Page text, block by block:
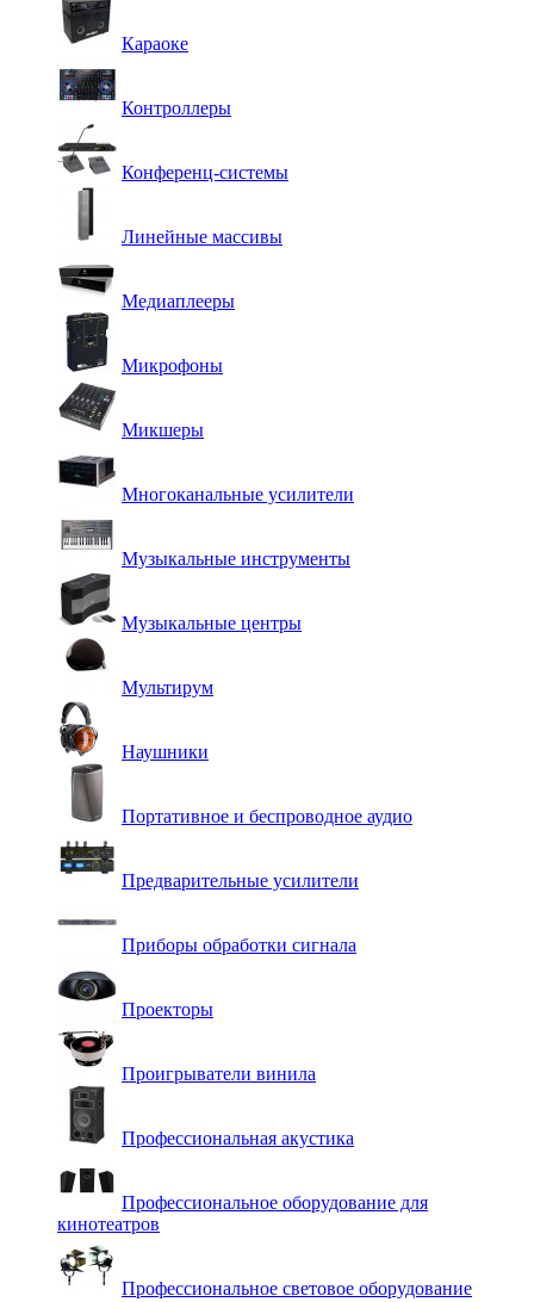
Караоке
Контроллеры
Конференц-системы
Линейные массивы
Медиаплееры
Микрофоны
Микшеры
Многоканальные усилители
Музыкальные инструменты
Музыкальные центры
Мультирум
Наушники
Портативное и беспроводное аудио
Предварительные усилители
Приборы обработки сигнала
Проекторы
Проигрыватели винила
Профессиональная акустика
Профессиональное оборудование для
кинотеатров
Профессиональное световое оборудование